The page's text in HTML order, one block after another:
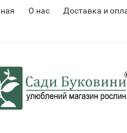
О нас Доставка и